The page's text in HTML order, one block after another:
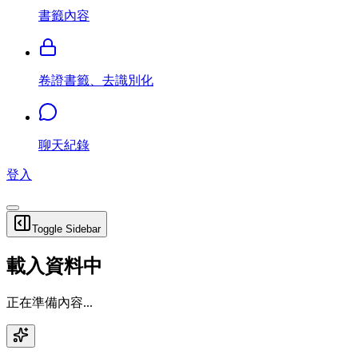
書籤內容
卷證書籤、去識別化
聊天紀錄
登入
Toggle Sidebar
載入資料中
正在準備內容...